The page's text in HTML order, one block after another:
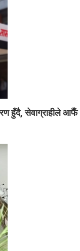
हुँदै, सेवाग्राहीले आफैँ